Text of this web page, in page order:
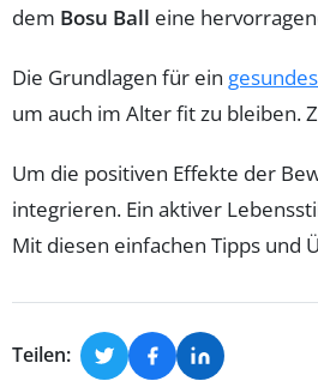
dem Bosu Ball eine
Die Grundlagen für ein
um auch im Alter fit zu bleiben.
Um die positiven Effekte der
integrieren. Ein aktiver
Mit diesen einfachen Tipps und
Teilen: